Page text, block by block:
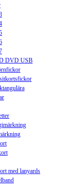
DVD USB
med lanyards